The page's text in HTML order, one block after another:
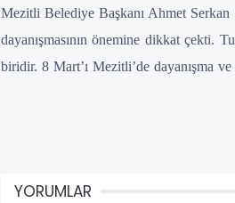
Mezitli Belediye Başkanı Ahmet Serkan
dayanışmasının önemine dikkat çekti.
biridir. 8 Mart’ı Mezitli’de dayanışma
YORUMLAR